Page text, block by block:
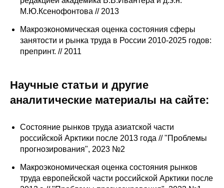
Стандарты оформления
Научные труды
О журнале
Редакционная этика
Информация для авторов
Общие требования
Стандарты оформления
М.Ю.Ксенофонтова // 2013
Макроэкономическая оценка состояния сферы
занятости и рынка труда в России 2010-2025 годов:
препринт. // 2011
Научные статьи и другие
аналитические материалы на сайте:
Состояние рынков труда азиатской части
российской Арктики после 2013 года // "Проблемы
прогнозирования", 2023 №2
Макроэкономическая оценка состояния рынков
труда европейской части российской Арктики после